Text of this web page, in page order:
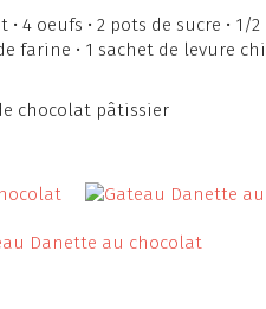
4 oeufs • 2 pots de sucre • 1/
farine • 1 sachet de levure
chocolat pâtissier